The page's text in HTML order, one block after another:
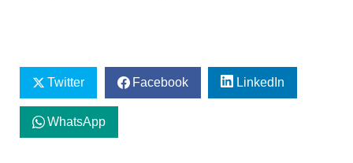
Twitter Facebook LinkedIn
WhatsApp